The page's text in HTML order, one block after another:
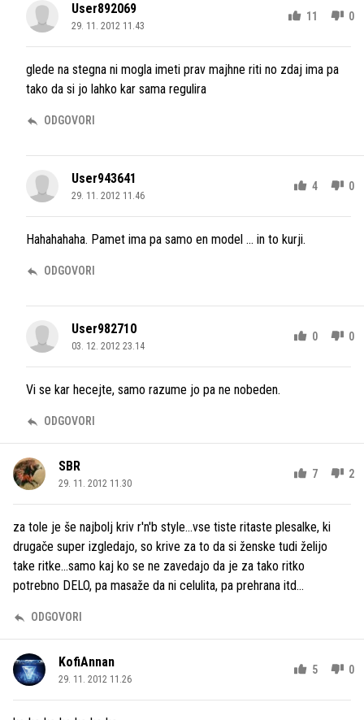
User892069
29. 11. 2012 11.43
11 0
glede na stegna ni mogla imeti prav majhne riti no zdaj ima pa
tako da si jo lahko kar sama regulira
ODGOVORI
User943641
29. 11. 2012 11.46
4 0
Hahahahaha. Pamet ima pa samo en model ... in to kurji.
ODGOVORI
User982710
03. 12. 2012 23.14
0 0
Vi se kar hecejte, samo razume jo pa ne nobeden.
ODGOVORI
SBR
29. 11. 2012 11.30
7 2
za tole je še najbolj kriv r'n'b style...vse tiste ritaste plesalke, ki
drugače super izgledajo, so krive za to da si ženske tudi želijo
take ritke...samo kaj ko se ne zavedajo da je za tako ritko
potrebno DELO, pa masaže da ni celulita, pa prehrana itd...
ODGOVORI
KofiAnnan
29. 11. 2012 11.26
5 0